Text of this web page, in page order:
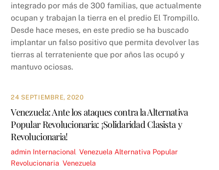
integrado por más de 300 familias, que actualmente
ocupan y trabajan la tierra en el predio El Trompillo.
Desde hace meses, en este predio se ha buscado
implantar un falso positivo que permita devolver las
tierras al terrateniente que por años las ocupó y
mantuvo ociosas.
24 SEPTIEMBRE, 2020
Venezuela: Ante los ataques contra la Alternativa
Popular Revolucionaria: ¡Solidaridad Clasista y
Revolucionaria!
admin Internacional ,Venezuela Alternativa Popular
Revolucionaria ,Venezuela